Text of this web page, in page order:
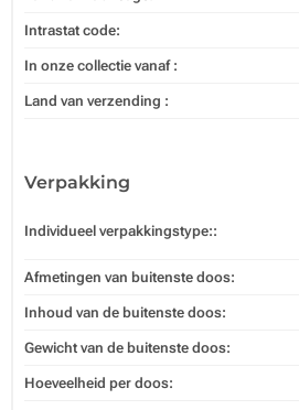
Intrastat code:
In onze collectie vanaf :
Land van verzending :
Verpakking
Individueel verpakkingstype::
Afmetingen van buitenste doos:
Inhoud van de buitenste doos:
Gewicht van de buitenste doos:
Hoeveelheid per doos: